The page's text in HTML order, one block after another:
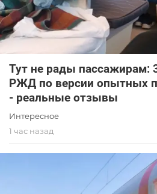
Тут не рады пассажирам:
РЖД по версии опытных
- реальные отзывы
Интересное
1 час назад